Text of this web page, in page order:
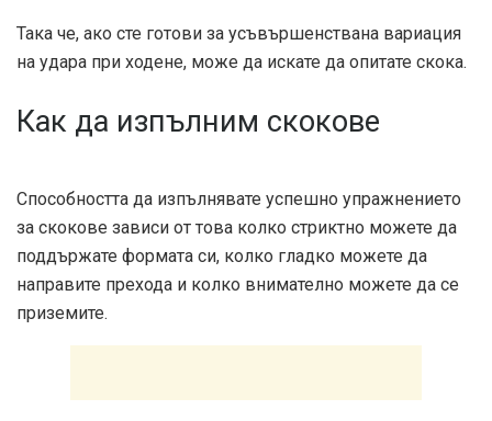
Така че, ако сте готови за усъвършенствана вариация
на удара при ходене, може да искате да опитате скока.
Как да изпълним скокове
Способността да изпълнявате успешно упражнението
за скокове зависи от това колко стриктно можете да
поддържате формата си, колко гладко можете да
направите прехода и колко внимателно можете да се
приземите.